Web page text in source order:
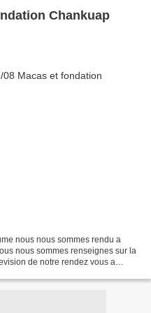
Chankuap
nous nous sommes rendu a
nous sommes renseignes sur la
de notre rendez vous a